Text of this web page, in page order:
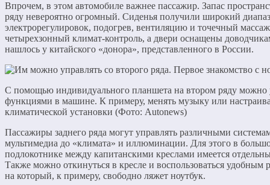
Впрочем, в этом автомобиле важнее пассажир. Запас
ряду невероятно огромный. Сиденья получили широкий
электрорегулировок, подогрев, вентиляцию и точечный
четырехзонный климат-контроль, а двери оснащены
нашлось у китайского «донора», представленного в России.
С помощью индивидуального планшета на втором ряду можно
функциями в машине. К примеру, менять музыку или
климатической установки (Фото: Autonews)
Пассажиры заднего ряда могут управлять различными
мультимедиа до «климата» и иллюминации. Для этого в
подлокотнике между капитанскими креслами имеется
Также можно откинуться в кресле и воспользоваться удобным
на который, к примеру, свободно ляжет ноутбук.